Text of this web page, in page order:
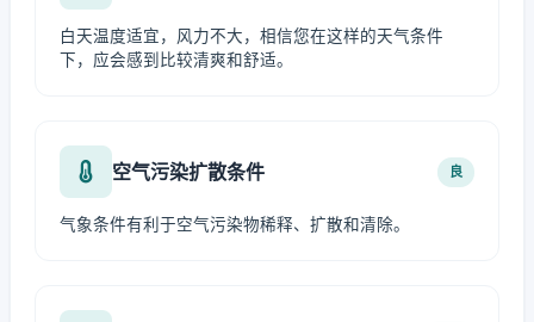
白天温度适宜，风力不大，相信您在这样的天气条件
下，应会感到比较清爽和舒适。
空气污染扩散条件 良
气象条件有利于空气污染物稀释、扩散和清除。